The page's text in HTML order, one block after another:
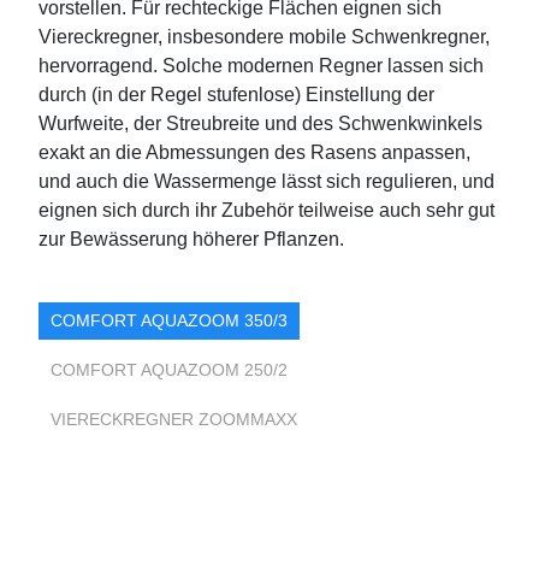
vorstellen. Für rechteckige Flächen eignen sich
Viereckregner, insbesondere mobile Schwenkregner,
hervorragend. Solche modernen Regner lassen sich
durch (in der Regel stufenlose) Einstellung der
Wurfweite, der Streubreite und des Schwenkwinkels
exakt an die Abmessungen des Rasens anpassen,
und auch die Wassermenge lässt sich regulieren, und
eignen sich durch ihr Zubehör teilweise auch sehr gut
zur Bewässerung höherer Pflanzen.
COMFORT AQUAZOOM 350/3
COMFORT AQUAZOOM 250/2
VIERECKREGNER ZOOMMAXX